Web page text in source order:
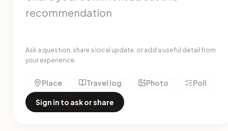
Ask a question, share a local update, or add a useful detail from
your experience.
Place Travel log Photo Poll
Sign in to ask or share